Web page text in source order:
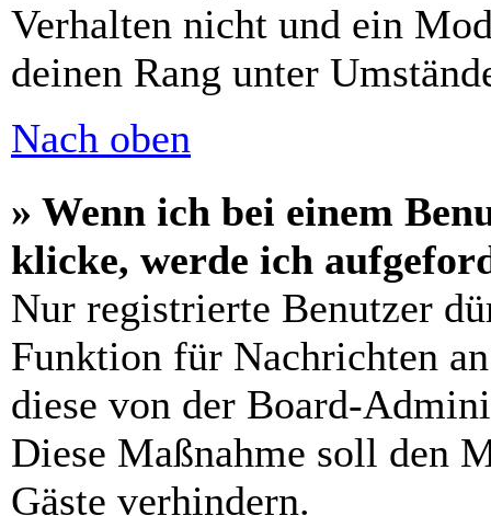
Verhalten nicht und ein
deinen Rang unter
Nach oben
» Wenn ich bei einem
klicke, werde ich
Nur registrierte Benutzer
Funktion für Nachrichten
diese von der Board-
Diese Maßnahme soll den
Gäste verhindern.